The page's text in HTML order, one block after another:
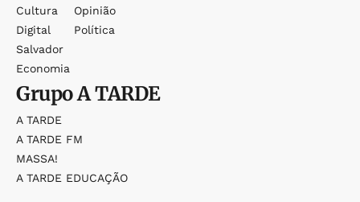
Cultura
Digital
Salvador
Economia
Opinião
Política
GrupoA TARDE
A TARDE
A TARDE FM
MASSA!
A TARDE EDUCAÇÃO